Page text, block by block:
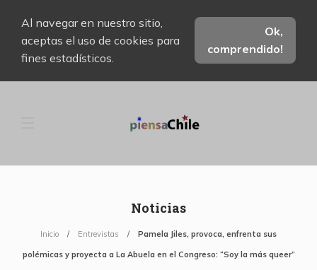
Al navegar en nuestro sitio,
aceptas el uso de cookies para
fines estadísticos.
Ok,
comprendido!
Noticias
Inicio Entrevistas Pamela Jiles, provoca, enfrenta sus
polémicas y proyecta a La Abuela en el Congreso: “Soy la más queer”